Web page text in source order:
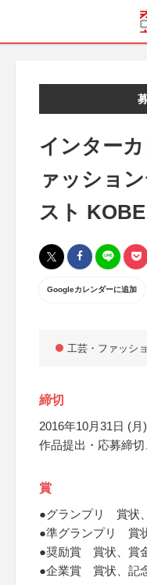
インター
ァッショ
スト KOBE
Googleカレンダーに追加
工芸・ファッシ
締切
2016年10月31日 (月)
作品提出・応募締
賞
●グランプリ 賞状
●準グランプリ 賞
●奨励賞 賞状、賞
●企業賞 賞状、記